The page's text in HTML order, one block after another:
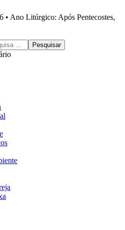
• Ano Litúrgico: Após Pentecostes,